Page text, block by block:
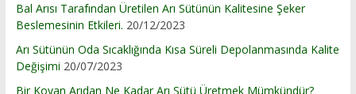
Bal Arısı Tarafından Üretilen Arı Sütünün Kalitesine Şeker
Beslemesinin Etkileri. 20/12/2023
Arı Sütünün Oda Sıcaklığında Kısa Süreli Depolanmasında Kalite
Değişimi 20/07/2023
Bir Kovan Arıdan Ne Kadar Arı Sütü Üretmek Mümkündür?